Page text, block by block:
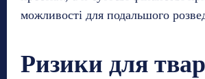
можливості для подальшого
Ризики для